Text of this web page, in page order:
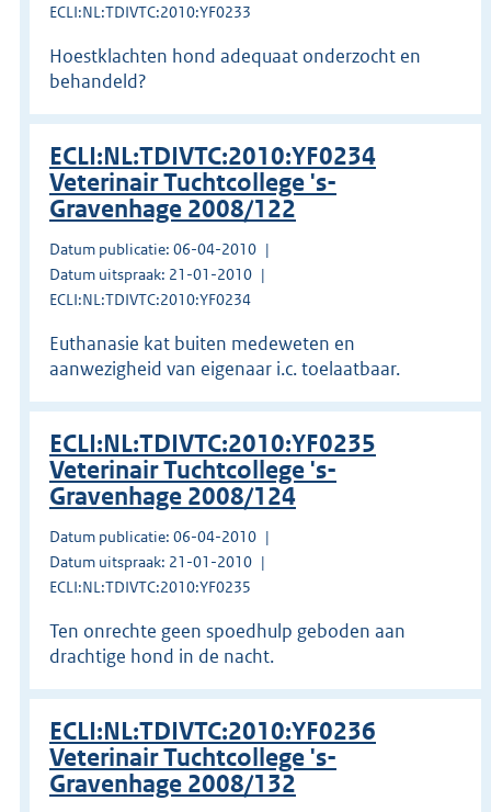
ECLI:NL:TDIVTC:2010:YF0233
Hoestklachten hond adequaat onderzocht en
behandeld?
ECLI:NL:TDIVTC:2010:YF0234
Veterinair Tuchtcollege 's-
Gravenhage 2008/122
Datum publicatie: 06-04-2010
Datum uitspraak: 21-01-2010
ECLI:NL:TDIVTC:2010:YF0234
Euthanasie kat buiten medeweten en
aanwezigheid van eigenaar i.c. toelaatbaar.
ECLI:NL:TDIVTC:2010:YF0235
Veterinair Tuchtcollege 's-
Gravenhage 2008/124
Datum publicatie: 06-04-2010
Datum uitspraak: 21-01-2010
ECLI:NL:TDIVTC:2010:YF0235
Ten onrechte geen spoedhulp geboden aan
drachtige hond in de nacht.
ECLI:NL:TDIVTC:2010:YF0236
Veterinair Tuchtcollege 's-
Gravenhage 2008/132